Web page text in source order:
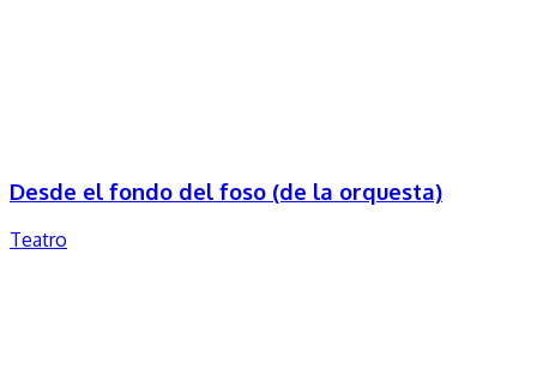
Desde el fondo del foso (de la orquesta)
Teatro